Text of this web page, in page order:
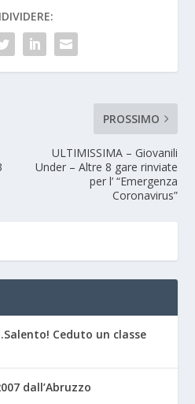
PROSSIMO
ULTIMISSIMA – Giovanili
Under – Altre 8 gare rinviate
per l’ “Emergenza
Coronavirus”
Ceduto un classe
dall’Abruzzo